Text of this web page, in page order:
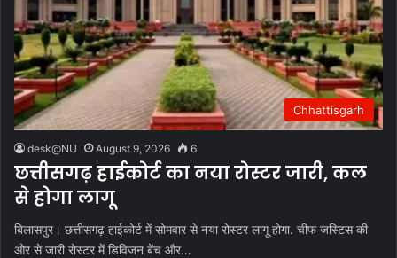
Chhattisgarh
desk@NU August 9, 2026 6
छत्तीसगढ़ हाईकोर्ट का नया रोस्टर जारी, कल
से होगा लागू
बिलासपुर। छत्तीसगढ़ हाईकोर्ट में सोमवार से नया रोस्टर लागू होगा. चीफ जस्टिस की
ओर से जारी रोस्टर में डिविजन बेंच और…